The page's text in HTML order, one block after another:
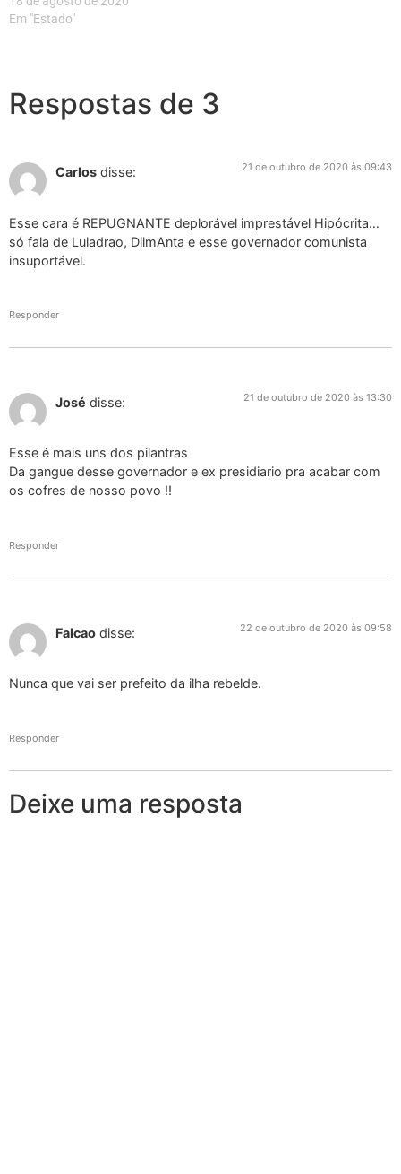
Em "Estado"
Respostas de 3
Carlos disse: 21 de outubro de 2020 às 09:43
Esse cara é REPUGNANTE deplorável imprestável Hipócrita…
só fala de Luladrao, DilmAnta e esse governador comunista
insuportável.
Responder
José disse: 21 de outubro de 2020 às 13:30
Esse é mais uns dos pilantras
Da gangue desse governador e ex presidiario pra acabar com
os cofres de nosso povo !!
Responder
Falcao disse: 22 de outubro de 2020 às 09:58
Nunca que vai ser prefeito da ilha rebelde.
Responder
Deixe uma resposta